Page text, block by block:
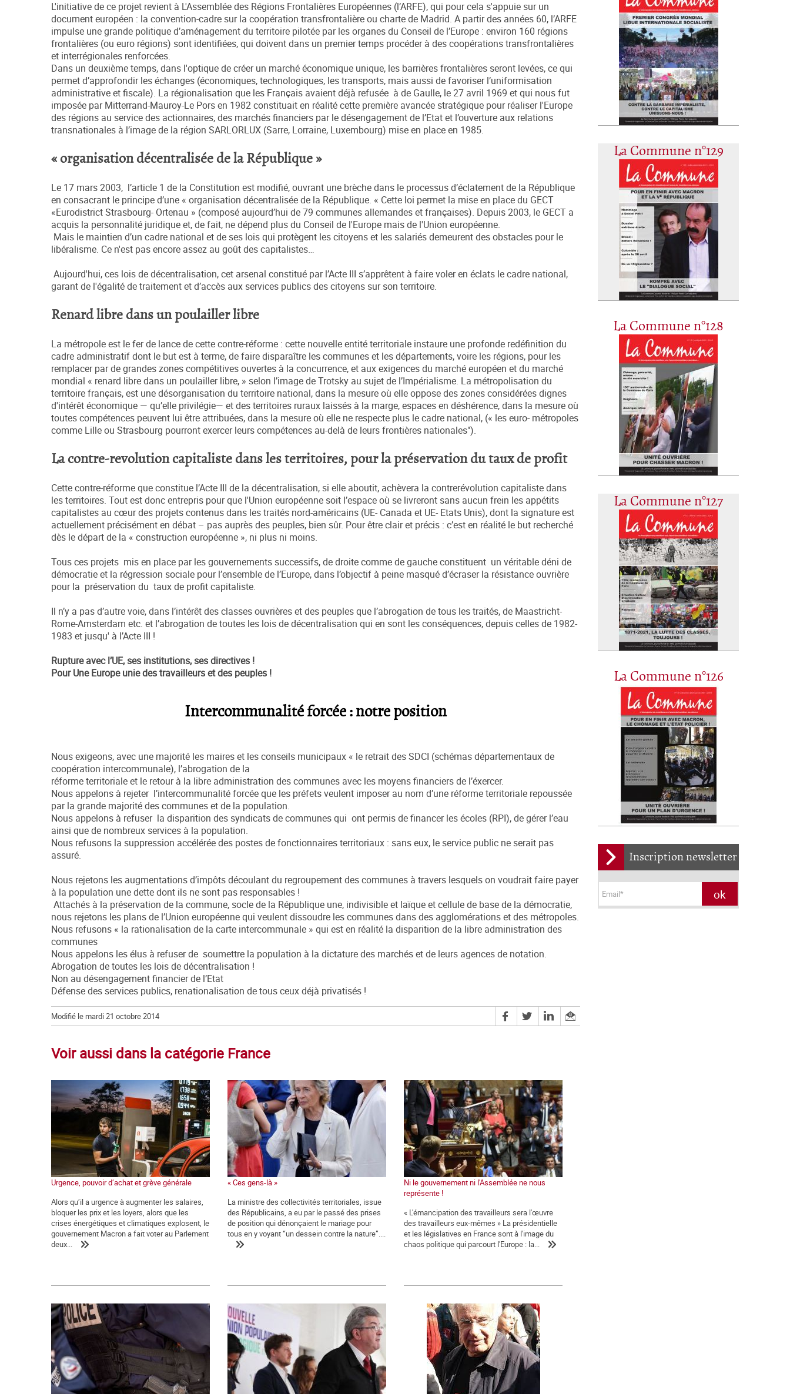
La Commune n°129
La Commune n°128
La Commune n°127
La Commune n°126
Inscription newsletter
L'initiative de ce projet revient à L'Assemblée des Régions Frontalières Européennes (l’ARFE), qui pour cela s'appuie sur un
document européen : la convention-cadre sur la coopération transfrontalière ou charte de Madrid. A partir des années 60, l’ARFE
impulse une grande politique d’aménagement du territoire pilotée par les organes du Conseil de l’Europe : environ 160 régions
frontalières (ou euro régions) sont identifiées, qui doivent dans un premier temps procéder à des coopérations transfrontalières
et interrégionales renforcées.
Dans un deuxième temps, dans l'optique de créer un marché économique unique, les barrières frontalières seront levées, ce qui
permet d’approfondir les échanges (économiques, technologiques, les transports, mais aussi de favoriser l’uniformisation
administrative et fiscale). La régionalisation que les Français avaient déjà refusée à de Gaulle, le 27 avril 1969 et qui nous fut
imposée par Mitterrand-Mauroy-Le Pors en 1982 constituait en réalité cette première avancée stratégique pour réaliser l'Europe
des régions au service des actionnaires, des marchés financiers par le désengagement de l’Etat et l’ouverture aux relations
transnationales à l’image de la région SARLORLUX (Sarre, Lorraine, Luxembourg) mise en place en 1985.
« organisation décentralisée de la République »
Le 17 mars 2003, l’article 1 de la Constitution est modifié, ouvrant une brèche dans le processus d’éclatement de la République
en consacrant le principe d’une « organisation décentralisée de la République. « Cette loi permet la mise en place du GECT
«Eurodistrict Strasbourg- Ortenau » (composé aujourd’hui de 79 communes allemandes et françaises). Depuis 2003, le GECT a
acquis la personnalité juridique et, de fait, ne dépend plus du Conseil de l'Europe mais de l'Union européenne.
Mais le maintien d’un cadre national et de ses lois qui protègent les citoyens et les salariés demeurent des obstacles pour le
libéralisme. Ce n'est pas encore assez au goût des capitalistes…
Aujourd'hui, ces lois de décentralisation, cet arsenal constitué par l’Acte III s’apprêtent à faire voler en éclats le cadre national,
garant de l'égalité de traitement et d’accès aux services publics des citoyens sur son territoire.
Renard libre dans un poulailler libre
La métropole est le fer de lance de cette contre-réforme : cette nouvelle entité territoriale instaure une profonde redéfinition du
cadre administratif dont le but est à terme, de faire disparaître les communes et les départements, voire les régions, pour les
remplacer par de grandes zones compétitives ouvertes à la concurrence, et aux exigences du marché européen et du marché
mondial « renard libre dans un poulailler libre, » selon l’image de Trotsky au sujet de l’Impérialisme. La métropolisation du
territoire français, est une désorganisation du territoire national, dans la mesure où elle oppose des zones considérées dignes
d'intérêt économique — qu’elle privilégie— et des territoires ruraux laissés à la marge, espaces en déshérence, dans la mesure où
toutes compétences peuvent lui être attribuées, dans la mesure où elle ne respecte plus le cadre national, (« les euro- métropoles
comme Lille ou Strasbourg pourront exercer leurs compétences au-delà de leurs frontières nationales").
La contre-revolution capitaliste dans les territoires, pour la préservation du taux de profit
Cette contre-réforme que constitue l’Acte III de la décentralisation, si elle aboutit, achèvera la contrerévolution capitaliste dans
les territoires. Tout est donc entrepris pour que l'Union européenne soit l’espace où se livreront sans aucun frein les appétits
capitalistes au cœur des projets contenus dans les traités nord-américains (UE- Canada et UE- Etats Unis), dont la signature est
actuellement précisément en débat – pas auprès des peuples, bien sûr. Pour être clair et précis : c’est en réalité le but recherché
dès le départ de la « construction européenne », ni plus ni moins.
Tous ces projets mis en place par les gouvernements successifs, de droite comme de gauche constituent un véritable déni de
démocratie et la régression sociale pour l’ensemble de l’Europe, dans l’objectif à peine masqué d’écraser la résistance ouvrière
pour la préservation du taux de profit capitaliste.
Il n’y a pas d’autre voie, dans l’intérêt des classes ouvrières et des peuples que l’abrogation de tous les traités, de Maastricht-
Rome-Amsterdam etc. et l’abrogation de toutes les lois de décentralisation qui en sont les conséquences, depuis celles de 1982-
1983 et jusqu' à l’Acte III !
Rupture avec l’UE, ses institutions, ses directives !
Pour Une Europe unie des travailleurs et des peuples !
Intercommunalité forcée : notre position
Nous exigeons, avec une majorité les maires et les conseils municipaux « le retrait des SDCI (schémas départementaux de
coopération intercommunale), l’abrogation de la
réforme territoriale et le retour à la libre administration des communes avec les moyens financiers de l’éxercer.
Nous appelons à rejeter l’intercommunalité forcée que les préfets veulent imposer au nom d’une réforme territoriale repoussée
par la grande majorité des communes et de la population.
Nous appelons à refuser la disparition des syndicats de communes qui ont permis de financer les écoles (RPI), de gérer l’eau
ainsi que de nombreux services à la population.
Nous refusons la suppression accélérée des postes de fonctionnaires territoriaux : sans eux, le service public ne serait pas
assuré.
Nous rejetons les augmentations d’impôts découlant du regroupement des communes à travers lesquels on voudrait faire payer
à la population une dette dont ils ne sont pas responsables !
Attachés à la préservation de la commune, socle de la République une, indivisible et laïque et cellule de base de la démocratie,
nous rejetons les plans de l’Union européenne qui veulent dissoudre les communes dans des agglomérations et des métropoles.
Nous refusons « la rationalisation de la carte intercommunale » qui est en réalité la disparition de la libre administration des
communes
Nous appelons les élus à refuser de soumettre la population à la dictature des marchés et de leurs agences de notation.
Abrogation de toutes les lois de décentralisation !
Non au désengagement financier de l’Etat
Défense des services publics, renationalisation de tous ceux déjà privatisés !
Modifié le mardi 21 octobre 2014
Voir aussi dans la catégorie France
Urgence, pouvoir d’achat et grève générale
Alors qu’il a urgence à augmenter les salaires,
bloquer les prix et les loyers, alors que les
crises énergétiques et climatiques explosent, le
gouvernement Macron a fait voter au Parlement
deux...
« Ces gens-là »
La ministre des collectivités territoriales, issue
des Républicains, a eu par le passé des prises
de position qui dénonçaient le mariage pour
tous en y voyant “un dessein contre la nature”....
Ni le gouvernement ni l'Assemblée ne nous
représente !
« L'émancipation des travailleurs sera l'œuvre
des travailleurs eux-mêmes » La présidentielle
et les législatives en France sont à l'image du
chaos politique qui parcourt l'Europe : la...